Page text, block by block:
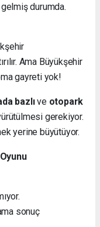
durumda.
Ama Büyükşehir
gayreti yok!
bazlıve otopark
gerekiyor.
yerine büyütüyor.
sonuç